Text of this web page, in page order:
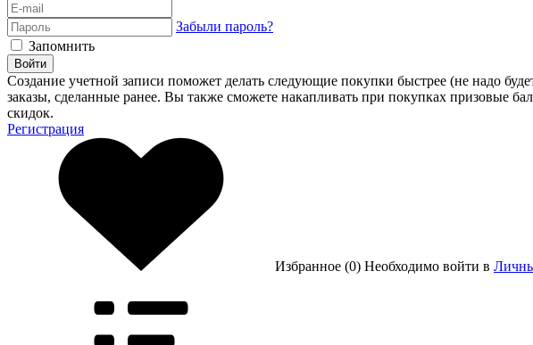
Забыли пароль?
Запомнить
Войти
Создание учетной записи поможет делать следующие покупки быстрее (не надо
заказы, сделанные ранее. Вы также сможете накапливать при покупках призовые
скидок.
Регистрация
Избранное (0) Необходимо войти в